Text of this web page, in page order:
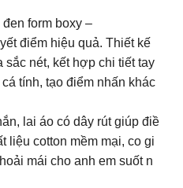
form boxy –
điểm hiệu quả. Thiết kế
nét, kết hợp chi tiết tay
tính, tạo điểm nhấn khác
lai áo có dây rút giúp điề
liệu cotton mềm mại, co gi
mái cho anh em suốt n